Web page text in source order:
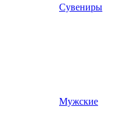
Сувениры
Мужские